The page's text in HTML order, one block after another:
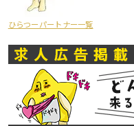
ひらつーパートナー一覧